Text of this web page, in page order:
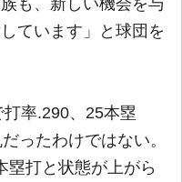
も、新しい機会を与
ています」と球団を
率.290、25本塁
ったわけではない。
塁打と状態が上がら